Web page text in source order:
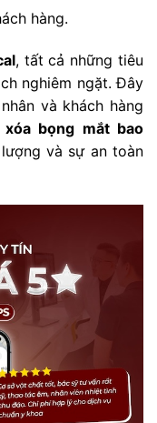
hàng.
, tất cả những tiêu
nghiêm ngặt. Đây
và khách hàng
xóa bọng mắt bao
và sự an toàn